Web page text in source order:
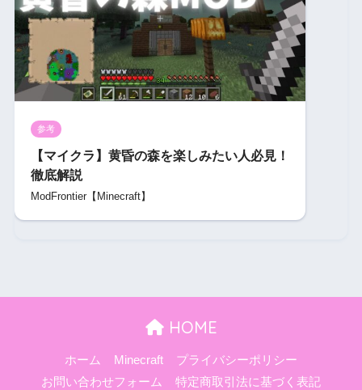
参考
【マイクラ】黄昏の森を楽しみたい人必見！
徹底解説
ModFrontier【Minecraft】
HOME
ホーム Minecraft
プライバシーポリシー
お問い合わせフォーム
特定商取引法に基づく表記